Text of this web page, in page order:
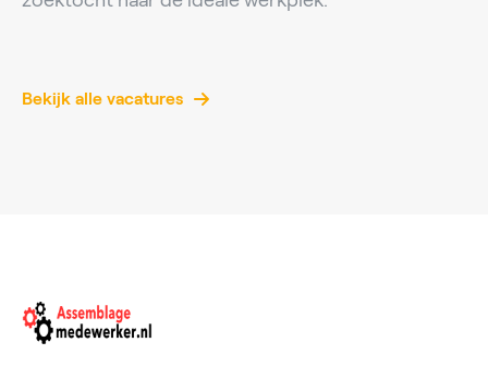
Bekijk alle vacatures